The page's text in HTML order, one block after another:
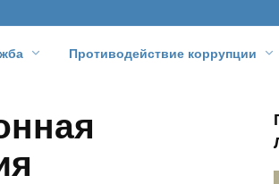
Противодействие коррупции